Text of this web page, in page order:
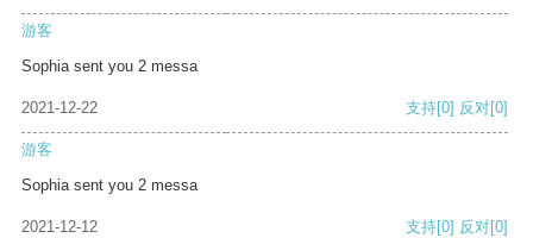
游客
Sophia sent you 2 messa
2021-12-22 支持[0] 反对[0]
游客
Sophia sent you 2 messa
2021-12-12 支持[0] 反对[0]